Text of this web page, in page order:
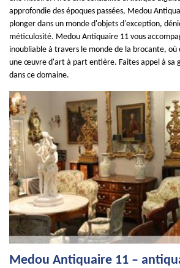
approfondie des époques passées, Medou
plonger dans un monde d'objets d'exception,
méticulosité. Medou Antiquaire 11 vous
inoubliable à travers le monde de la brocante,
une œuvre d'art à part entière. Faites appel à sa
dans ce domaine.
Medou Antiquaire 11 –